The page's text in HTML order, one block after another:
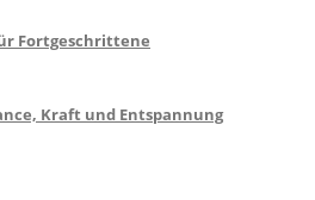
Fortgeschrittene
Kraft und Entspannung